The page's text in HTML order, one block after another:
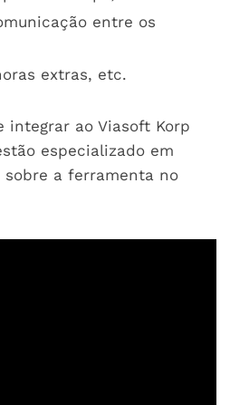
entre os
extras, etc.
integrar ao Viasoft Korp
especializado em
a ferramenta no